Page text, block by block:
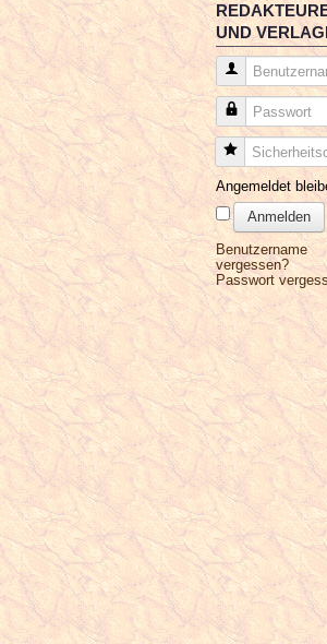
UND
Passwort
Angemeldet
Anmelden
Benutzername
vergessen?
Passwort